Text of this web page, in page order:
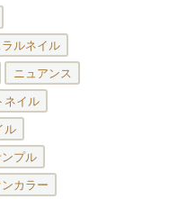
ルネイル
ニュアンス
ネイル
ル
プル
カラー